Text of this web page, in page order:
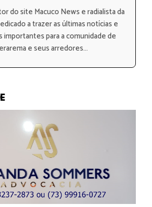
do site Macuco News e radialista da
a trazer as últimas notícias e
importantes para a comunidade de
e seus arredores...